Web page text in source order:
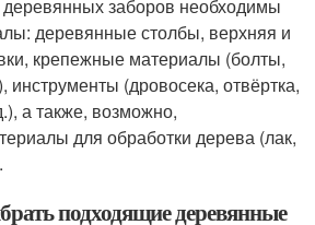
заборов необходимы
деревянные столбы, верхняя и
крепежные материалы (болты,
инструменты (дровосека, отвёртка,
а также, возможно,
для обработки дерева (лак,
подходящие деревянные